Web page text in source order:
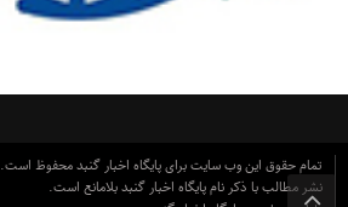
تمام حقوق این وب سایت برای پایگاه اخبار گنبد محفوظ است.
نشر مطالب با ذکر نام پایگاه اخبار گنبد بلامانع است.